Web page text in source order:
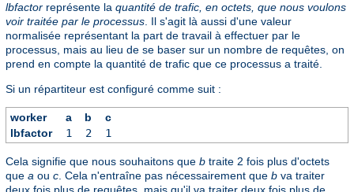
lbfactor représente la quantité de trafic, en octets, que nous voulons
voir traitée par le processus. Il s'agit là aussi d'une valeur
normalisée représentant la part de travail à effectuer par le
processus, mais au lieu de se baser sur un nombre de requêtes, on
prend en compte la quantité de trafic que ce processus a traité.
Si un répartiteur est configuré comme suit :
worker a b
c
lbfactor
1 2 1
Cela signifie que nous souhaitons que b traite 2 fois plus d'octets
que a ou c. Cela n'entraîne pas nécessairement que b va traiter